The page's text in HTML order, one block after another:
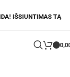
IŠSIUNTIMAS TĄ
medinis fotoaparatas